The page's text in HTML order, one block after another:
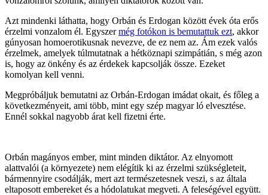
Azt mindenki láthatta, hogy Orbán és Erdogan között évek óta erős
érzelmi vonzalom él. Egyszermég fotókon is bemutattuk ezt, akkor
gúnyosan homoerotikusnak nevezve, de ez nem az. Ám ezek valós
érzelmek, amelyek túlmutatnak a hétköznapi szimpátián, s még azon
is, hogy az önkény és az érdekek kapcsolják össze. Ezeket
komolyan kell venni.
Megpróbáljuk bemutatni az Orbán-Erdogan imádat okait, és főleg a
következményeit, ami több, mint egy szép magyar ló elvesztése.
Ennél sokkal nagyobb árat kell fizetni érte.
Orbán magányos ember, mint minden diktátor. Az elnyomott
alattvalói (a környezete) nem elégítik ki az érzelmi szükségleteit,
bármennyire csodálják, mert azt természetesnek veszi, s az általa
eltaposott embereket és a hódolatukat megveti. A feleségével együtt.